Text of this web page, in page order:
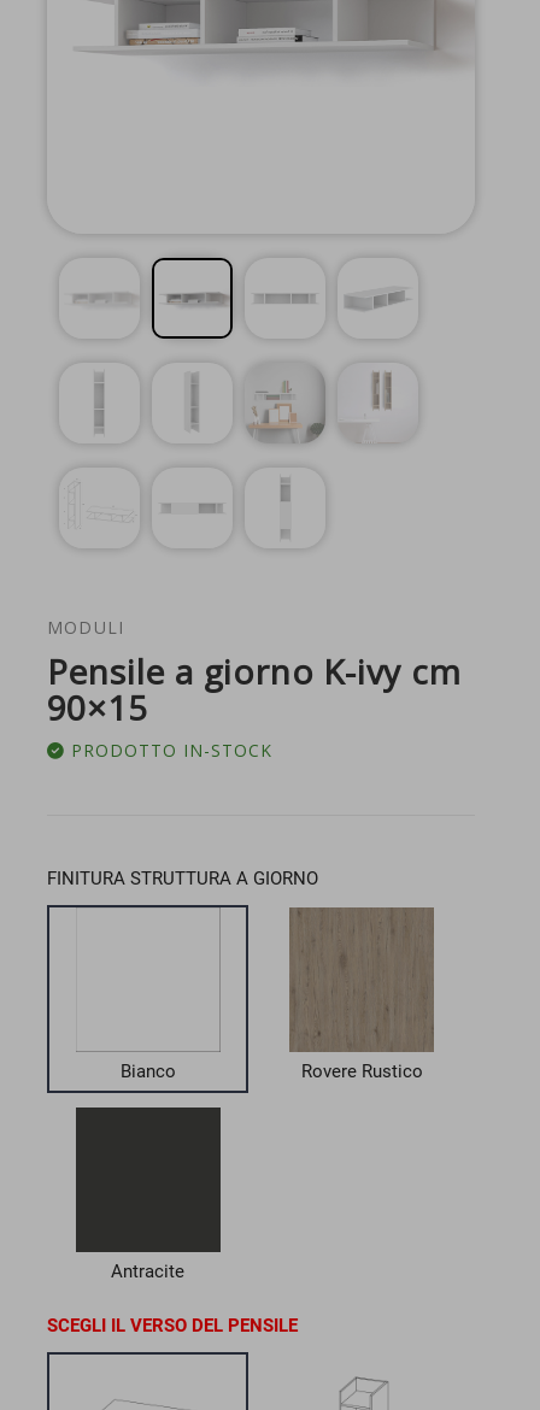
MODULI
Pensile a giorno K-ivy cm
90×15
PRODOTTO IN-STOCK
FINITURA STRUTTURA A GIORNO
Bianco Rovere Rustico
Antracite
SCEGLI IL VERSO DEL PENSILE